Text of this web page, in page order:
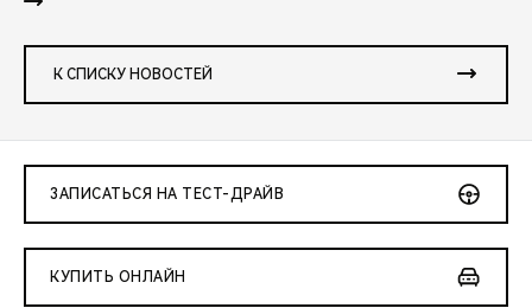
К СПИСКУ НОВОСТЕЙ
ЗАПИСАТЬСЯ НА ТЕСТ-ДРАЙВ
КУПИТЬ ОНЛАЙН